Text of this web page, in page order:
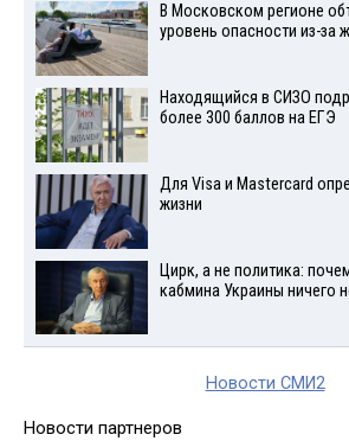
В Московском регионе
уровень опасности из-за
Находящийся в СИЗО
более 300 баллов на ЕГЭ
Для Visа и Mastercard
жизни
Цирк, а не политика:
кабмина Украины ничего
Новости СМИ2
Новости партнеров